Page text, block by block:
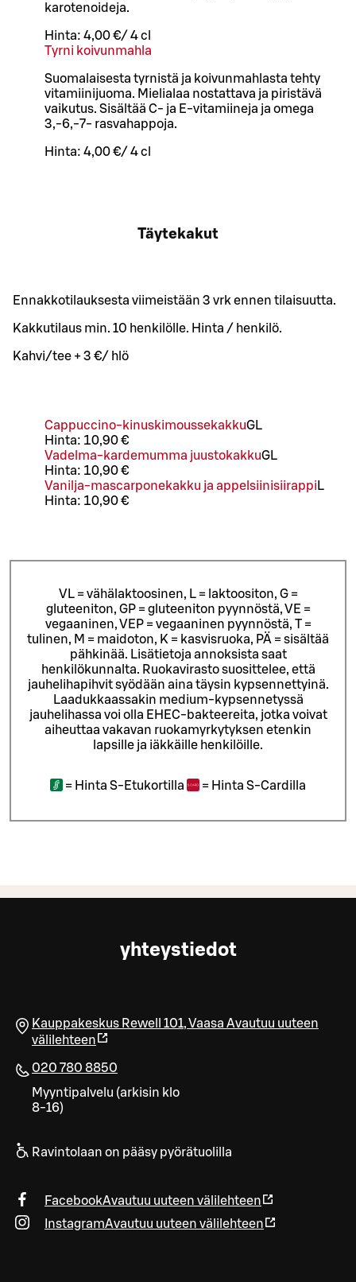
karotenoideja.
Hinta: 4,00 €/ 4 cl
Tyrni koivunmahla
Suomalaisesta tyrnistä ja koivunmahlasta tehty
vitamiinijuoma. Mielialaa nostattava ja piristävä
vaikutus. Sisältää C- ja E-vitamiineja ja omega
3,-6,-7- rasvahappoja.
Hinta: 4,00 €/ 4 cl
Täytekakut
Ennakkotilauksesta viimeistään 3 vrk ennen tilaisuutta.
Kakkutilaus min. 10 henkilölle. Hinta / henkilö.
Kahvi/tee + 3 €/ hlö
Cappuccino-kinuskimoussekakkuGL
Hinta: 10,90 €
Vadelma-kardemumma juustokakkuGL
Hinta: 10,90 €
Vanilja-mascarponekakku ja appelsiinisiirappi L
Hinta: 10,90 €
VL = vähälaktoosinen, L = laktoositon, G =
gluteeniton, GP = gluteeniton pyynnöstä, VE =
vegaaninen, VEP = vegaaninen pyynnöstä, T =
tulinen, M = maidoton, K = kasvisruoka, PÄ = sisältää
pähkinää. Lisätietoja annoksista saat
henkilökunnalta. Ruokavirasto suosittelee, että
jauhelihapihvit syödään aina täysin kypsennettyinä.
Laadukkaassakin medium-kypsennetyssä
jauhelihassa voi olla EHEC-bakteereita, jotka voivat
aiheuttaa vakavan ruokamyrkytyksen etenkin
lapsille ja iäkkäille henkilöille.
= Hinta S-Etukortilla = Hinta S-Cardilla
yhteystiedot
Kauppakeskus Rewell 101,Vaasa Avautuu uuteen
välilehteen
020 780 8850
Myyntipalvelu (arkisin klo
8-16)
Ravintolaan on pääsy pyörätuolilla
FacebookAvautuu uuteen välilehteen
InstagramAvautuu uuteen välilehteen